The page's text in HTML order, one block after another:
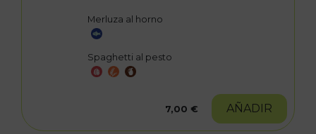
Merluza al horno
Spaghetti al pesto
7,00 € AÑADIR